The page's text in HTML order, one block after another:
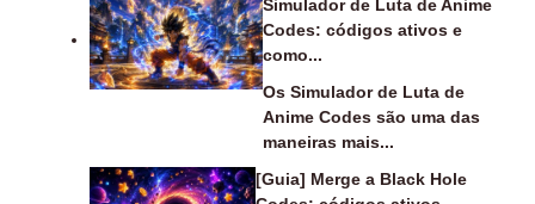
Simulador de Luta de Anime
Codes: códigos ativos e
como...
Os Simulador de Luta de
Anime Codes são uma das
maneiras mais...
[Guia] Merge a Black Hole